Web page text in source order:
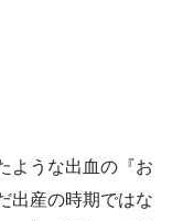
ような出血の『お
出産の時期ではな